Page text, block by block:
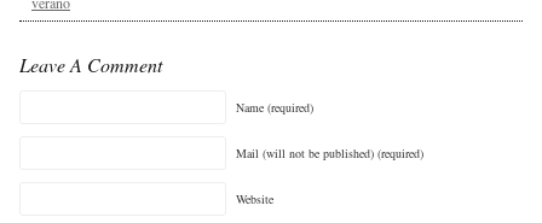
Leave A Comment
Name (required)
Mail (will not be published) (required)
Website